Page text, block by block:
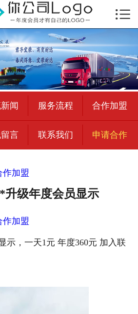
 首页
公司简介
物流新闻
绍兴至全国
合作加盟
宜荣智联

闻 服务流程 合作加盟
言 联系我们 申请合作
作加盟
升级年度会员显示
作加盟
示，一天1元 年度360元 加入联